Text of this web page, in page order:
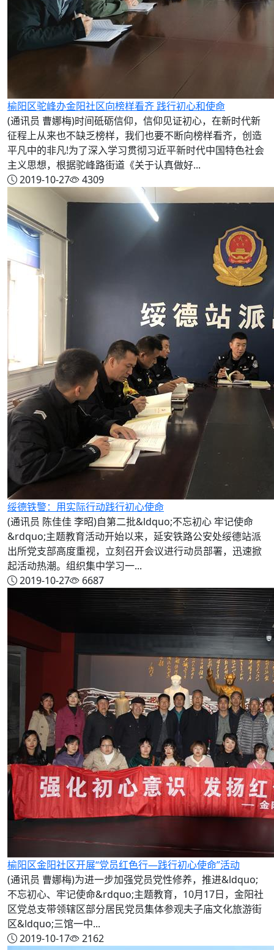
榆阳区驼峰办金阳社区向榜样看齐 践行初心和使命
(通讯员 曹娜梅)时间砥砺信仰，信仰见证初心，在新时代新
征程上从来也不缺乏榜样，我们也要不断向榜样看齐，创造
平凡中的非凡!为了深入学习贯彻习近平新时代中国特色社会
主义思想，根据驼峰路街道《关于认真做好...
2019-10-27
4309
绥德铁警：用实际行动践行初心使命
(通讯员 陈佳佳 李昭)自第二批&ldquo;不忘初心 牢记使命
&rdquo;主题教育活动开始以来，延安铁路公安处绥德站派
出所党支部高度重视，立刻召开会议进行动员部署，迅速掀
起活动热潮。组织集中学习一...
2019-10-27
6687
榆阳区金阳社区开展“党员红色行—践行初心使命”活动
(通讯员 曹娜梅)为进一步加强党员党性修养，推进&ldquo;
不忘初心、牢记使命&rdquo;主题教育，10月17日，金阳社
区党总支带领辖区部分居民党员集体参观夫子庙文化旅游街
区&ldquo;三馆一中...
2019-10-17
2162